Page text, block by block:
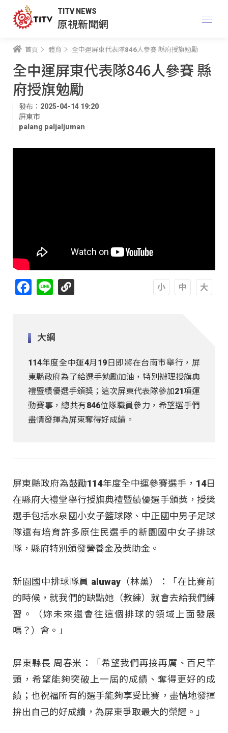
TITV NEWS
原視新聞網
首頁 體育 全中運屏東代表隊846人參賽 縣府授旗勉勵
全中運屏東代表隊846人參賽 縣
府授旗勉勵
發布：2025-04-14 19:20
屏東市
palang paljaljuman
Facebook
Line
大綱
114年度全中運4月19日即將在台南市舉行，屏
東縣政府為了給選手勉勵加油，特別辦理授旗典
禮暨績優選手頒獎；這次屏東代表隊參加21項運
動賽事，總共有846位隊職員參力，希望選手們
盡情發揮為屏東奪得好成績。
屏東縣政府為鼓勵114年度全中運參賽選手，14日
在縣府大禮堂舉行授旗典禮暨績優選手頒獎，授獎
選手包括水泉國小女子籃球隊、中正國中男子足球
隊還有培育許多原住民選手的新園國中女子排球
隊，縣府特別頒發營養金及獎助金。
新園國中排球隊員 aluway（林薰）：「在比賽前
的時候，就我們的缺點她（教練）就會去給我們練
習。（妳未來還會往這個排球的領域上面發展
嗎？）會。」
屏東縣長 周春米：「希望我們再接再厲、百尺竿
頭，希望能夠突破上一屆的成績、奪得更好的成
績；也祝福所有的選手能夠享受比賽，盡情地發揮
拚出自己的好成績，為屏東爭取最大的榮耀。」